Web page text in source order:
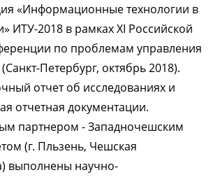
«Информационные технологии в
ИТУ-2018 в рамках XI Российской
по проблемам управления
Петербург, октябрь 2018).
отчет об исследованиях и
отчетная документации.
партнером - Западночешским
(г. Пльзень, Чешская
выполнены научно-